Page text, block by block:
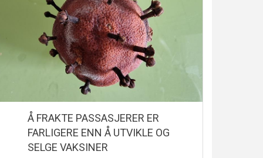
Å FRAKTE PASSASJERER ER
FARLIGERE ENN Å UTVIKLE OG
SELGE VAKSINER